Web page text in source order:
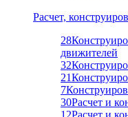
Расчет,
28
движителей
32
21
7
30Расчет и
12Расчет и